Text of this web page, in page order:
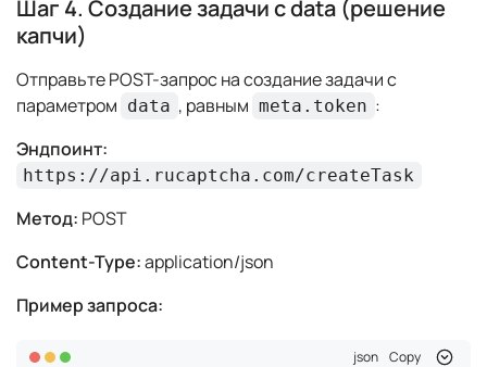
Шаг 4. Создание задачи с data (решение
капчи)
Отправьте POST-запрос на создание задачи с
параметром data , равным meta.token :
Эндпоинт:
https://api.rucaptcha.com/createTask
Метод: POST
Content-Type:application/json
Пример запроса:
json Copy